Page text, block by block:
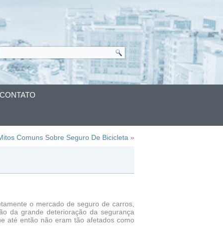
CONTATO
Comuns Sobre Seguro De Bicicleta »
o mercado de seguro de carros,
da grande deterioração da segurança
até então não eram tão afetados como